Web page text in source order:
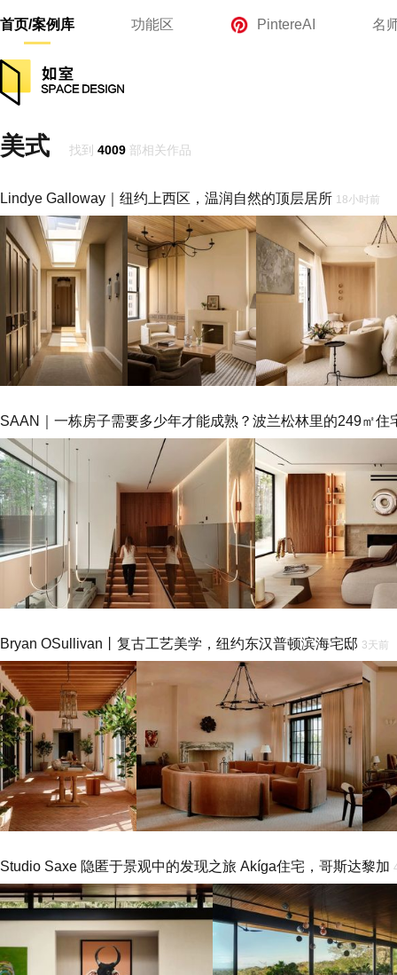
首页/案例库 功能区 PintereAI 名
美式 找到 4009 部相关作品
Lindye Galloway｜纽约上西区，温润自然的顶层居所 18小时前
SAAN｜一栋房子需要多少年才能成熟？波兰松林里的249㎡住
Bryan OSullivan丨复古工艺美学，纽约东汉普顿滨海宅邸 3天前
Studio Saxe 隐匿于景观中的发现之旅 Akíga住宅，哥斯达黎加